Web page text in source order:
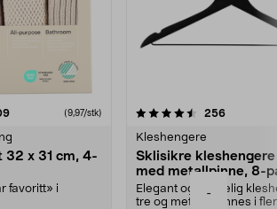
-
anmeldelser(9,97/stk)
32 x 31 cm, 4-
favoritt» i
256
Kleshengere
Sklisikre
med metallpinne, 8-
Elegant og skikkelig
tre og metall – finnes i
4.5av 5 stjerner